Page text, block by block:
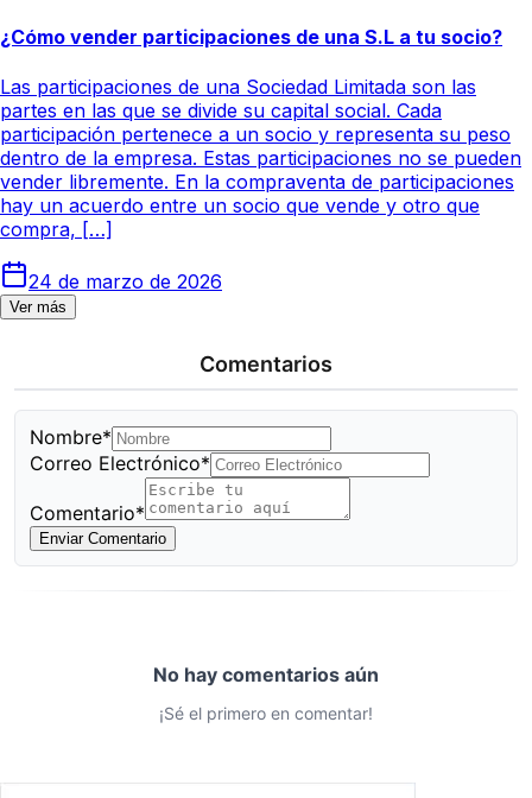
¿Cómo vender participaciones de una S.L a tu socio?
Las participaciones de una Sociedad Limitada son las
partes en las que se divide su capital social. Cada
participación pertenece a un socio y representa su peso
dentro de la empresa. Estas participaciones no se pueden
vender libremente. En la compraventa de participaciones
hay un acuerdo entre un socio que vende y otro que
compra, […]
24 de marzo de 2026
Ver más
Comentarios
Nombre*
Correo Electrónico*
Comentario*
Enviar Comentario
No hay comentarios aún
¡Sé el primero en comentar!